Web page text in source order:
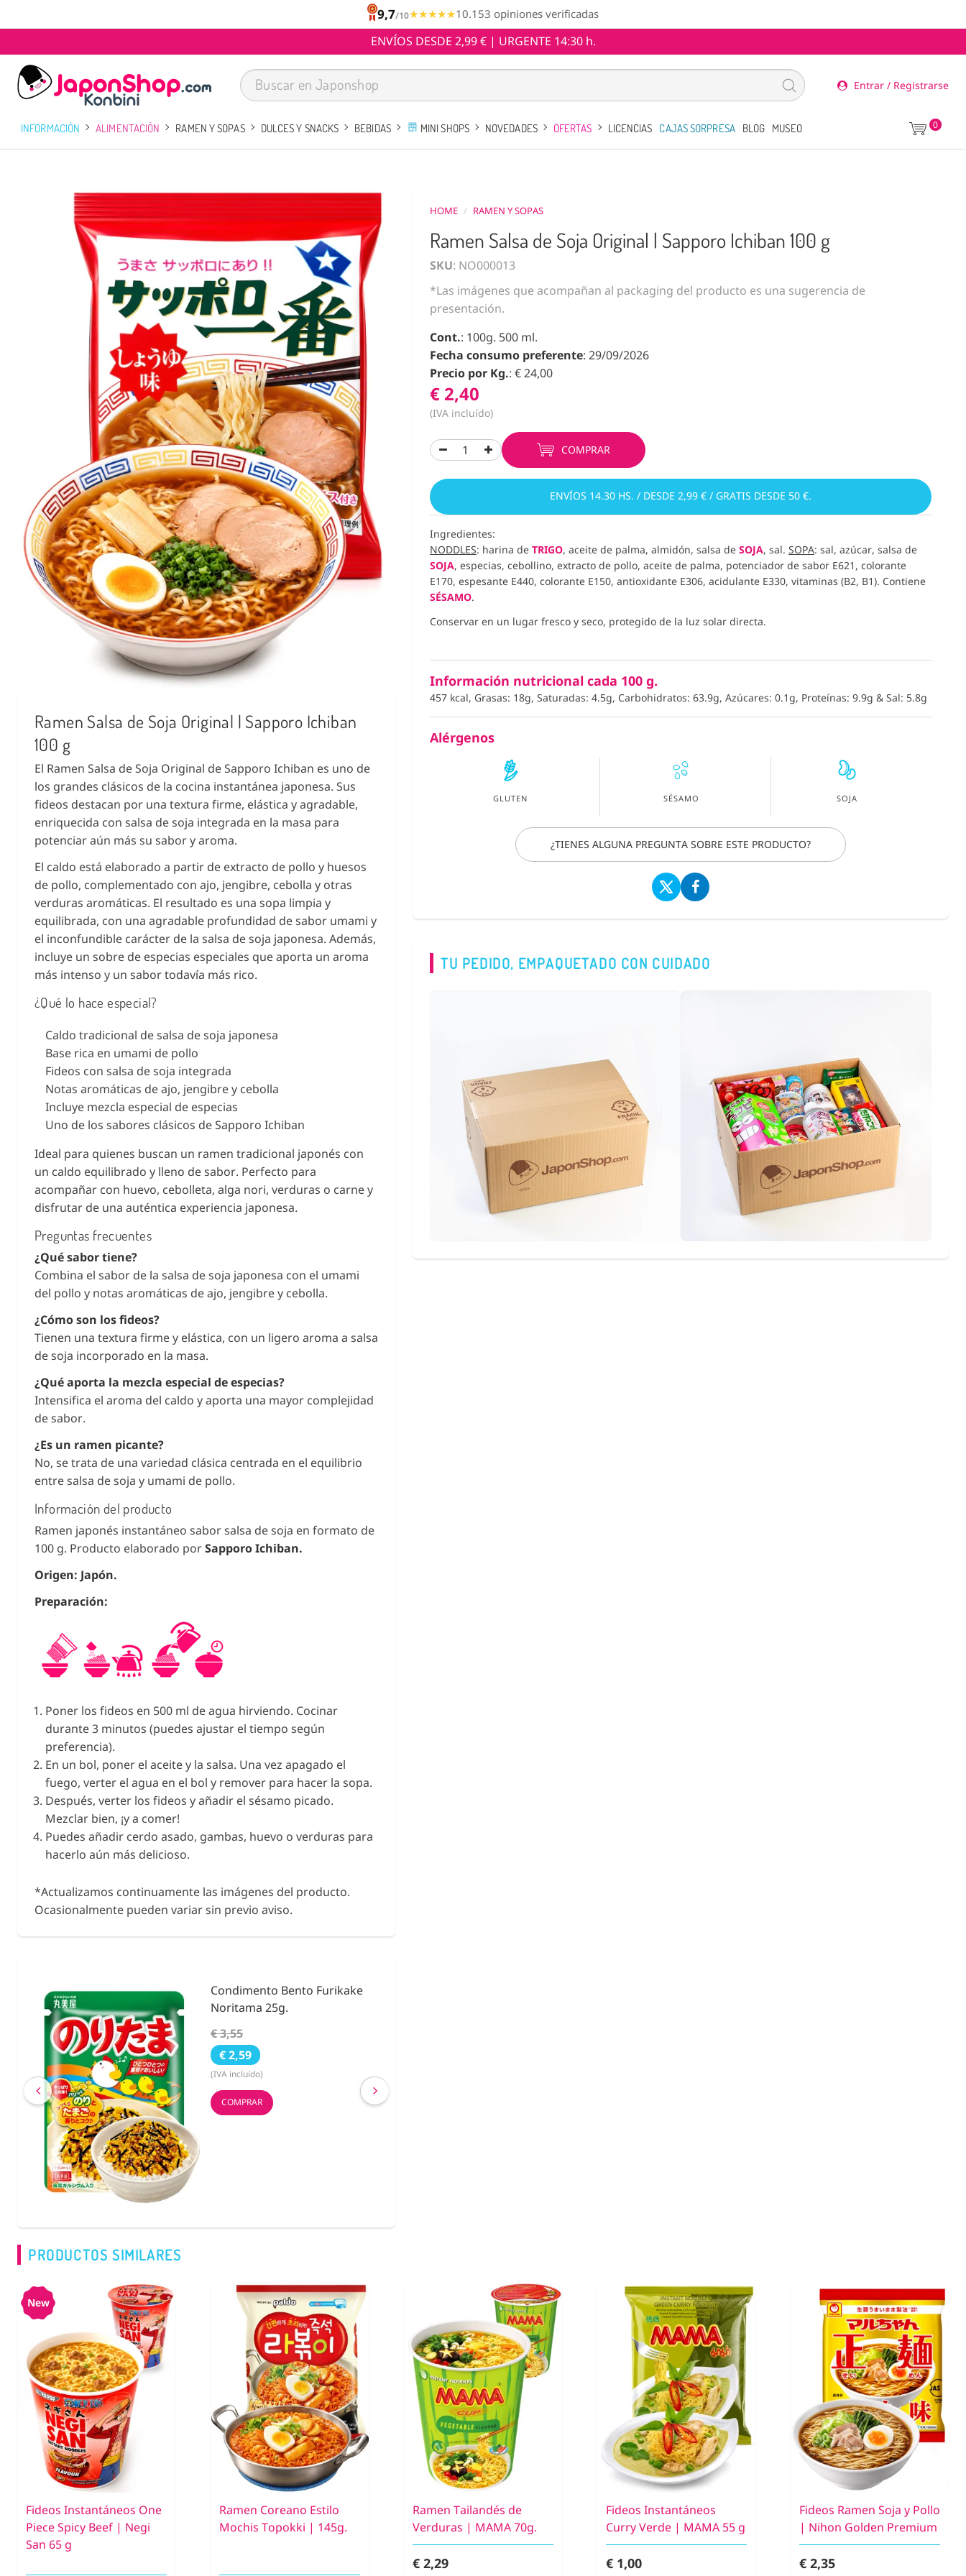
9,7/10★★★★★
★★★★★10.153 opiniones verificadas
ENVÍOS DESDE 2,99 € | URGENTE 14:30 h.
Entrar / Registrarse
INFORMACIÓN ALIMENTACIÓN RAMEN Y SOPAS DULCES Y SNACKS BEBIDAS MINI SHOPS NOVEDADES OFERTAS LICENCIAS CAJAS SORPRESA BLOG MUSEO 0
Ramen Salsa de Soja Original | Sapporo Ichiban
100 g
El Ramen Salsa de Soja Original de Sapporo Ichiban es uno de
los grandes clásicos de la cocina instantánea japonesa. Sus
fideos destacan por una textura firme, elástica y agradable,
enriquecida con salsa de soja integrada en la masa para
potenciar aún más su sabor y aroma.
El caldo está elaborado a partir de extracto de pollo y huesos
de pollo, complementado con ajo, jengibre, cebolla y otras
verduras aromáticas. El resultado es una sopa limpia y
equilibrada, con una agradable profundidad de sabor umami y
el inconfundible carácter de la salsa de soja japonesa. Además,
incluye un sobre de especias especiales que aporta un aroma
más intenso y un sabor todavía más rico.
¿Qué lo hace especial?
Caldo tradicional de salsa de soja japonesa
Base rica en umami de pollo
Fideos con salsa de soja integrada
Notas aromáticas de ajo, jengibre y cebolla
Incluye mezcla especial de especias
Uno de los sabores clásicos de Sapporo Ichiban
Ideal para quienes buscan un ramen tradicional japonés con
un caldo equilibrado y lleno de sabor. Perfecto para
acompañar con huevo, cebolleta, alga nori, verduras o carne y
disfrutar de una auténtica experiencia japonesa.
Preguntas frecuentes
¿Qué sabor tiene?
Combina el sabor de la salsa de soja japonesa con el umami
del pollo y notas aromáticas de ajo, jengibre y cebolla.
¿Cómo son los fideos?
Tienen una textura firme y elástica, con un ligero aroma a salsa
de soja incorporado en la masa.
¿Qué aporta la mezcla especial de especias?
Intensifica el aroma del caldo y aporta una mayor complejidad
de sabor.
¿Es un ramen picante?
No, se trata de una variedad clásica centrada en el equilibrio
entre salsa de soja y umami de pollo.
Información del producto
Ramen japonés instantáneo sabor salsa de soja en formato de
100 g. Producto elaborado porSapporo Ichiban.
Origen: Japón.
Preparación:
Poner los fideos en 500 ml de agua hirviendo. Cocinar
durante 3 minutos (puedes ajustar el tiempo según
preferencia).
En un bol, poner el aceite y la salsa. Una vez apagado el
fuego, verter el agua en el bol y remover para hacer la sopa.
Después, verter los fideos y añadir el sésamo picado.
Mezclar bien, ¡y a comer!
Puedes añadir cerdo asado, gambas, huevo o verduras para
hacerlo aún más delicioso.
*Actualizamos continuamente las imágenes del producto.
Ocasionalmente pueden variar sin previo aviso.
Fideos de Konjac, Natural
Shirataki con Calabaza 200g.
€ 2,63
€ 2,40
(IVA incluído)
COMPRAR
HOME / RAMEN Y SOPAS
Ramen Salsa de Soja Original | Sapporo Ichiban 100 g
SKU: NO000013
*Las imágenes que acompañan al packaging del producto es una sugerencia de
presentación.
Cont.: 100g. 500 ml.
Fecha consumo preferente: 29/09/2026
Precio por Kg.: € 24,00
€ 2,40
(IVA incluído)
COMPRAR
ENVÍOS 14.30 HS. / DESDE 2,99 € / GRATIS DESDE 50 €.
Ingredientes:
NODDLES: harina de TRIGO, aceite de palma, almidón, salsa de SOJA, sal. SOPA: sal, azúcar, salsa de
SOJA, especias, cebollino, extracto de pollo, aceite de palma, potenciador de sabor E621, colorante
E170, espesante E440, colorante E150, antioxidante E306, acidulante E330, vitaminas (B2, B1). Contiene
SÉSAMO.
Conservar en un lugar fresco y seco, protegido de la luz solar directa.
Información nutricional cada 100 g.
457 kcal, Grasas: 18g, Saturadas: 4.5g, Carbohidratos: 63.9g, Azúcares: 0.1g, Proteínas: 9.9g & Sal: 5.8g
Alérgenos
GLUTEN SÉSAMO SOJA
¿TIENES ALGUNA PREGUNTA SOBRE ESTE PRODUCTO?
TU PEDIDO, EMPAQUETADO CON CUIDADO
PRODUCTOS SIMILARES
New
Fideos Instantáneos One
Piece Spicy Beef | Negi
San 65 g
Ramen Coreano Estilo
Mochis Topokki | 145g.
Ramen Tailandés de
Verduras | MAMA 70g.
€ 2,29
Fideos Instantáneos
Curry Verde | MAMA 55 g
€ 1,00
Fideos Ramen Soja y Pollo
| Nihon Golden Premium
€ 2,35